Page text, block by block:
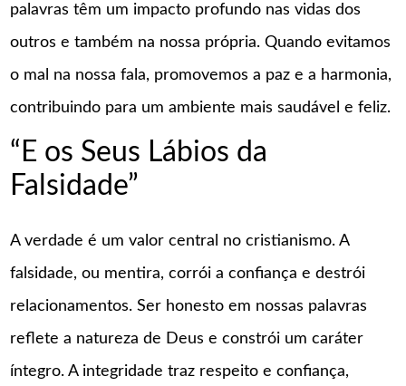
palavras têm um impacto profundo nas vidas dos
outros e também na nossa própria. Quando evitamos
o mal na nossa fala, promovemos a paz e a harmonia,
contribuindo para um ambiente mais saudável e feliz.
“E os Seus Lábios da
Falsidade”
A verdade é um valor central no cristianismo. A
falsidade, ou mentira, corrói a confiança e destrói
relacionamentos. Ser honesto em nossas palavras
reflete a natureza de Deus e constrói um caráter
íntegro. A integridade traz respeito e confiança,